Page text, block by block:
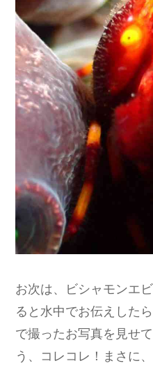
お次は、ビシャモンエ
ると水中でお伝えした
で撮ったお写真を見せ
う、コレコレ！まさに